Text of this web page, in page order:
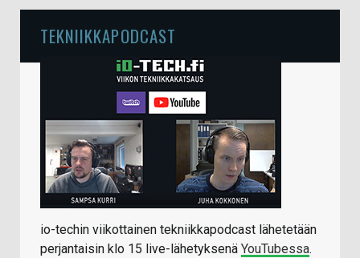
TEKNIIKKAPODCAST
io-techin viikottainen tekniikkapodcast lähetetään
perjantaisin klo 15 live-lähetyksenä YouTubessa.